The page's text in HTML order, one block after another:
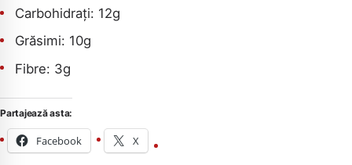
Carbohidrați: 12g
Grăsimi: 10g
Fibre: 3g
Partajează asta:
Facebook X